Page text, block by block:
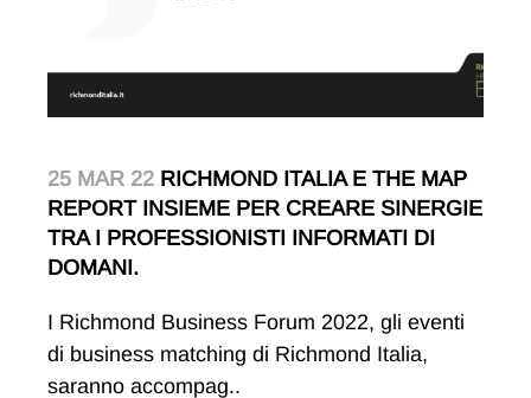
25 MAR 22 RICHMOND ITALIA E THE MAP
REPORT INSIEME PER CREARE SINERGIE
TRA I PROFESSIONISTI INFORMATI DI
DOMANI.
I Richmond Business Forum 2022, gli eventi
di business matching di Richmond Italia,
saranno accompag..